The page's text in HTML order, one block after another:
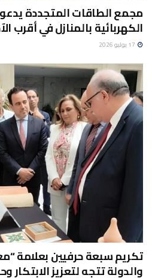
مجمع الطاقات المتجددة
الكهربائية بالمنازل في أقرب
تكريم سبعة حرفيين بعلامة
والدولة تتجه لتعزيز الابتكار